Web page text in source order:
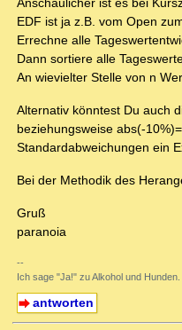
Anschaulicher ist es bei
EDF ist ja z.B. vom Open
Errechne alle
Dann sortiere alle
An wievielter Stelle von n
Alternativ könntest Du auch
beziehungsweise abs(-
Standardabweichungen ein
Bei der Methodik des
Gruß
paranoia
--
Ich sage "Ja!" zu Alkohol und Hunden.
antworten